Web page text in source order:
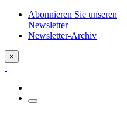
Abonnieren Sie unseren
Newsletter
Newsletter-Archiv
×